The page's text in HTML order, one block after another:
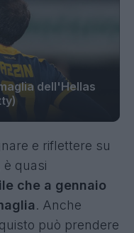
dell'Hellas
e riflettere su
quasi
che a gennaio
. Anche
può prendere